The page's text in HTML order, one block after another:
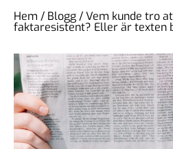
Hem / Blogg/Vem kunde tro
faktaresistent? Eller är texten